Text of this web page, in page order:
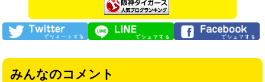
みんなのコメント